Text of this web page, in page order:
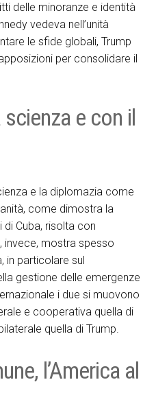
delle minoranze e identità
vedeva nell’unità
le sfide globali, Trump
per consolidare il
e con il
e la diplomazia come
come dimostra la
di Cuba, risolta con
invece, mostra spesso
in particolare sul
gestione delle emergenze
i due si muovono
e cooperativa quella di
quella di Trump.
l’America al